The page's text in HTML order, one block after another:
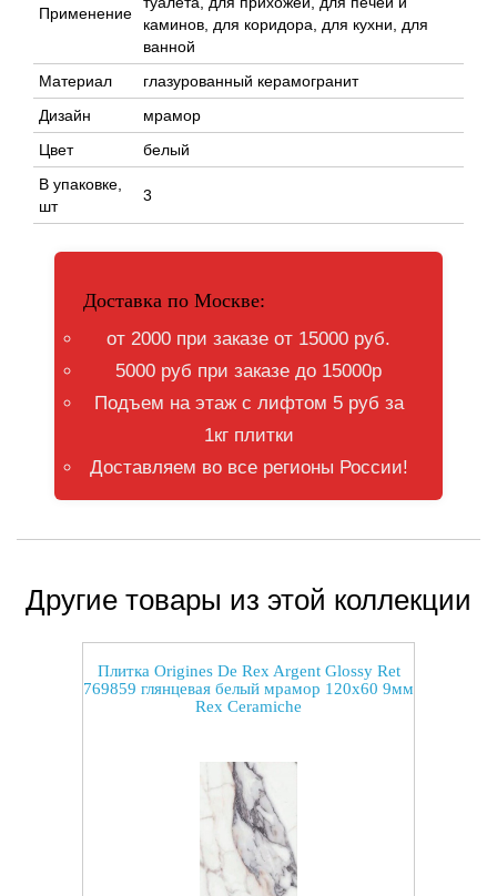
Применение
каминов, для коридора, для кухни, для
ванной
Материал
глазурованный керамогранит
Дизайн
мрамор
Цвет
белый
В упаковке,
шт
3
Доставка по Москве:
от 2000 при заказе от 15000 руб.
5000 руб при заказе до 15000р
Подъем на этаж с лифтом 5 руб за
1кг плитки
Доставляем во все регионы России!
Другие товары из этой коллекции
Плитка Origines De Rex Argent Glossy Ret
769859 глянцевая белый мрамор 120x60 9мм
Rex Ceramiche